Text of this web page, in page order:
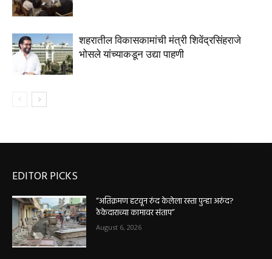
शहरातील विकासकामांची मंत्री शिवेंद्रसिंहराजे
भोसले यांच्याकडून उद्या पाहणी
EDITOR PICKS
“अतिक्रमण हटवून रुंद केलेला रस्ता पुन्हा अरुंद?
ठेकेदाराच्या कामावर संताप”
August 6, 2026